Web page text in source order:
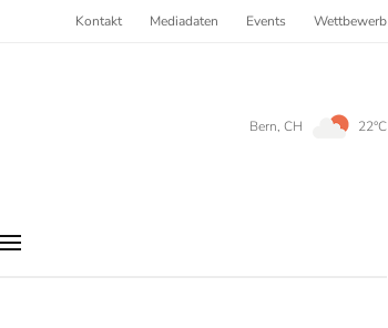
Kontakt Mediadaten Events Wettbewerb
Bern, CH 22°C